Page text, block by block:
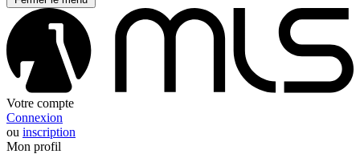
Votre compte
Connexion
ou inscription
Mon profil